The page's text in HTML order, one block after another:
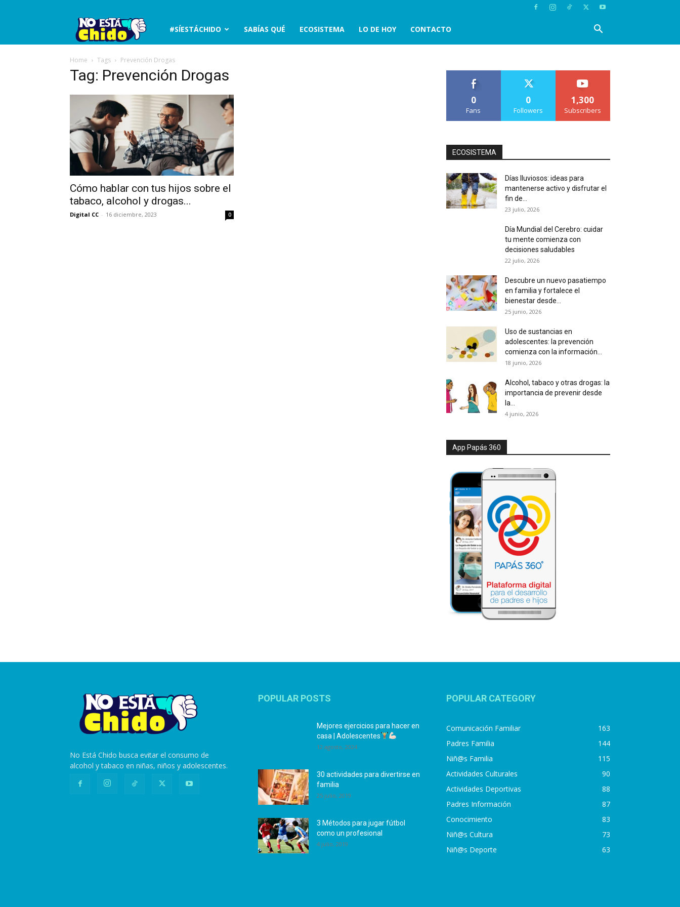
No
está
#SÍESTÁCHIDO SABÍAS QUÉ ECOSISTEMA LO DE HOY CONTACTO
Home Tags Prevención Drogas
Tag: Prevención Drogas
Cómo hablar con tus hijos sobre el
tabaco, alcohol y drogas...
Digital CC - 16 diciembre, 2023 0
0
Fans
0
Followers
1,300
Subscribers
ECOSISTEMA
Días lluviosos: ideas para
mantenerse activo y disfrutar el
fin de...
23 julio, 2026
Día Mundial del Cerebro: cuidar
tu mente comienza con
decisiones saludables
22 julio, 2026
Descubre un nuevo pasatiempo
en familia y fortalece el
bienestar desde...
25 junio, 2026
Uso de sustancias en
adolescentes: la prevención
comienza con la información...
18 junio, 2026
Alcohol, tabaco y otras drogas: la
importancia de prevenir desde
la...
4 junio, 2026
App Papás 360
No Está Chido busca evitar el consumo de
alcohol y tabaco en niñas, niños y adolescentes.
POPULAR POSTS
Mejores ejercicios para hacer en
casa | Adolescentes
12 agosto, 2024
30 actividades para divertirse en
familia
25 julio, 2019
3 Métodos para jugar fútbol
como un profesional
4 julio, 2019
POPULAR CATEGORY
Comunicación Familiar
163
Padres Familia
144
Niñ@s Familia
115
Actividades Culturales
90
Actividades Deportivas
88
Padres Información
87
Conocimiento
83
Niñ@s Cultura
73
Niñ@s Deporte
63